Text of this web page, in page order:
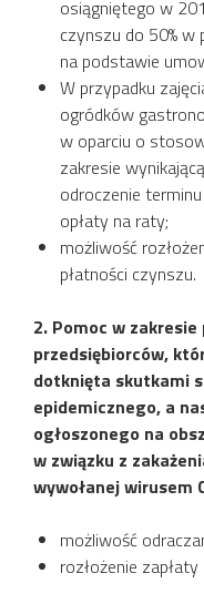
osiągniętego w
czynszu do 50%
na podstawie
W przypadku
ogródków
w oparciu o
zakresie
odroczenie
opłaty na raty;
możliwość
płatności czynszu.
2. Pomoc w
przedsiębiorców,
dotknięta skutkami
epidemicznego, a
ogłoszonego na
w związku z
wywołanej wirusem
możliwość
rozłożenie